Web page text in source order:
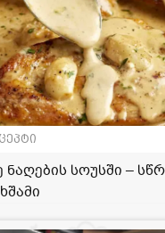
სოუსში –